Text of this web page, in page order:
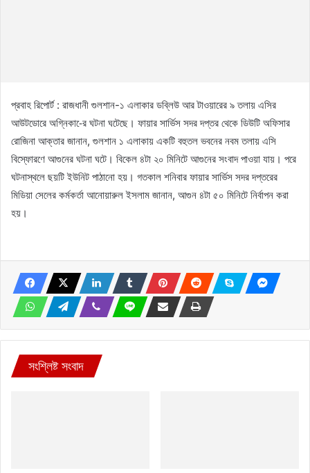
প্রবাহ রিপোর্ট : রাজধানী গুলশান-১ এলাকার ডব্লিউ আর টাওয়ারের ৯ তলায় এসির
আউটডোরে অগ্নিকা-ের ঘটনা ঘটেছে। ফায়ার সার্ভিস সদর দপ্তর থেকে ডিউটি অফিসার
রোজিনা আক্তার জানান, গুলশান ১ এলাকায় একটি বহুতল ভবনের নবম তলায় এসি
বিস্ফোরণে আগুনের ঘটনা ঘটে। বিকেল ৪টা ২০ মিনিটে আগুনের সংবাদ পাওয়া যায়। পরে
ঘটনাস্থলে ছয়টি ইউনিট পাঠানো হয়। গতকাল শনিবার ফায়ার সার্ভিস সদর দপ্তরের
মিডিয়া সেলের কর্মকর্তা আনোয়ারুল ইসলাম জানান, আগুন ৪টা ৫০ মিনিটে নির্বাপন করা
হয়।
সংশ্লিষ্ট সংবাদ